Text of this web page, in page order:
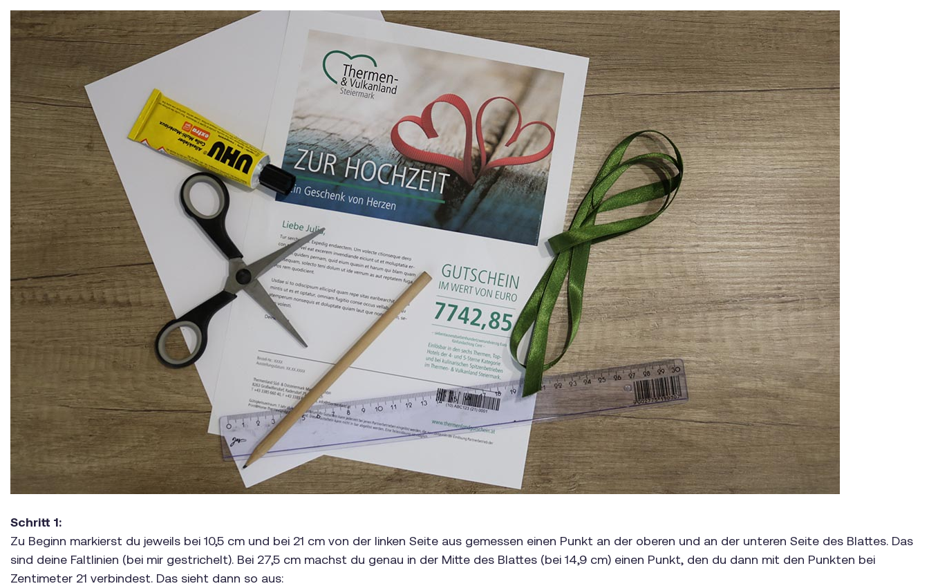
Schritt 1:
Zu Beginn markierst du jeweils bei 10,5 cm und bei 21 cm von der linken Seite aus gemessen einen Punkt an der oberen und an der unteren Seite des Blattes. Das
sind deine Faltlinien (bei mir gestrichelt). Bei 27,5 cm machst du genau in der Mitte des Blattes (bei 14,9 cm) einen Punkt, den du dann mit den Punkten bei
Zentimeter 21 verbindest. Das sieht dann so aus: